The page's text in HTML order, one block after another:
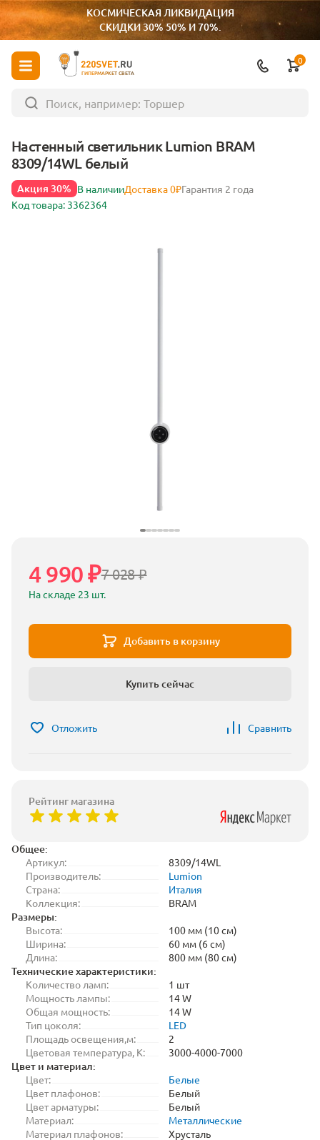
КОСМИЧЕСКАЯ ЛИКВИДАЦИЯ
СКИДКИ 30% 50% И 70%.
ГИПЕРМАРКЕТ СВЕТА
0
Настенный светильник Lumion BRAM
8309/14WL белый
Акция 30% В наличииДоставка 0₽Гарантия 2 года
Код товара: 3362364
Общее:
Артикул:
8309/14WL
Производитель:
Lumion
Страна:
Италия
Коллекция:
BRAM
Размеры:
Высота:
100 мм (10 см)
Ширина:
60 мм (6 см)
Длина:
800 мм (80 см)
Технические характеристики:
Количество ламп:
1 шт
Мощность лампы:
14 W
Общая мощность:
14 W
Тип цоколя:
LED
Площадь освещения,м:
2
Цветовая температура, K:
3000-4000-7000
Цвет и материал:
Цвет:
Белые
Цвет плафонов:
Белый
Цвет арматуры:
Белый
Материал:
Металлические
Материал плафонов:
Хрусталь
7 028 ₽
4 990 ₽
На складе 23 шт.
Добавить в корзину
Купить сейчас
Отложить Сравнить
Рейтинг магазина